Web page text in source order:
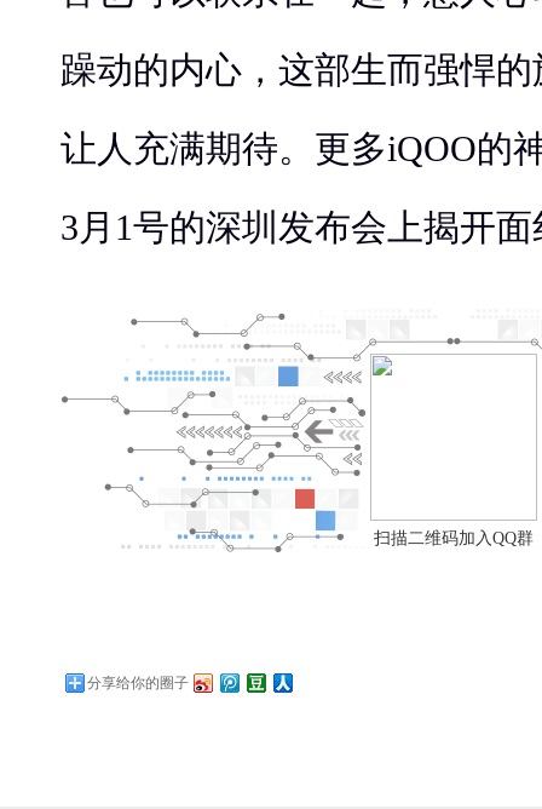
躁动的内心，这部生而强悍
让人充满期待。更多iQOO的
3月1号的深圳发布会上揭开
扫描二维码加入QQ群
分享给你的圈子